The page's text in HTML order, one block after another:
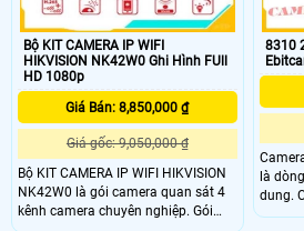
Bộ KIT CAMERA IP WIFI
HIKVISION NK42W0 Ghi Hình FUll
HD 1080p
Giá Bán: 8,850,000 ₫
Giá gốc: 9,050,000 ₫
Bộ KIT CAMERA IP WIFI HIKVISION
NK42W0 là gói camera quan sát 4
kênh camera chuyên nghiệp. Gói
8310
là
dung.
2MP